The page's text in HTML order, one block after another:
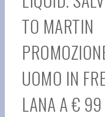
TO MARTIN
UOMO IN
LANA A € 99